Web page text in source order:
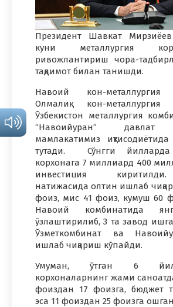
Президент Шавкат
куни металлургия
ривожлантириш чора-
тақдимот билан танишди.
Навоий кон-металлургия
Олмалиқ кон-металлургия
Ўзбекистон металлургия
“Навоийуран” давлат
мамлакатимиз
тутади. Сўнгги
корхонага 7 миллиард 400
инвестиция
натижасида олтин ишлаб
фоиз, мис 41 фоиз, кумуш 60
Навоий комбинатида
ўзлаштирилиб, 3 та завод
Ўзметкомбинат ва
ишлаб чиқариш кўпайди.
Умуман, ўтган 6
корхоналарнинг жами
фоиздан 17 фоизга, бюджет
эса 11 фоиздан 25 фоизга